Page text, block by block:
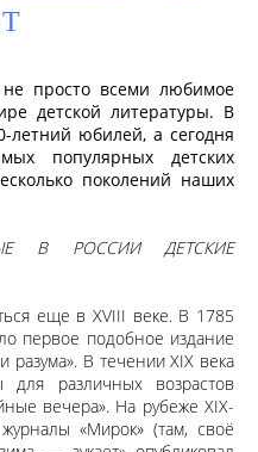
просто всеми любимое
детской литературы. В
летний юбилей, а сегодня
популярных детских
поколений наших
В РОССИИ ДЕТСКИЕ
еще в XVIII веке. В 1785
первое подобное издание
В течении XIX века
для различных возрастов
вечера». На рубеже XIX-
«Мирок» (там, своё